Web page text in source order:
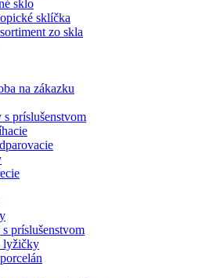
sklo
sklíčka
zo skla
na zákazku
príslušenstvom
príslušenstvom
lyžičky